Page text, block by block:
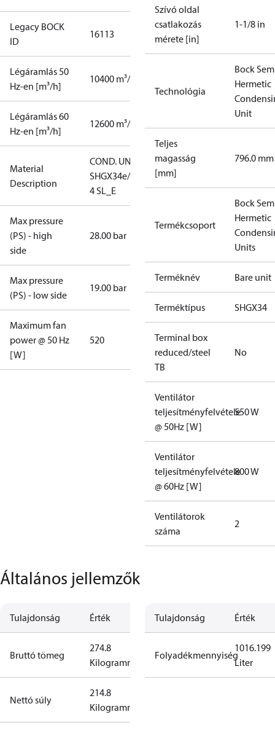
Legacy BOCK
ID
16113
Légáramlás 50
Hz-en [m³/h]
10400 m³/h
Légáramlás 60
Hz-en [m³/h]
12600 m³/h
Material
Description
COND. UNIT
SHGX34e/380-
4 SL_E
Max pressure
(PS) - high
side
28.00 bar
Max pressure
(PS) - low side
19.00 bar
Maximum fan
power @ 50 Hz
[W]
520
Szívó oldal
csatlakozás
mérete [in]
1-1/8 in
Technológia
Bock
Hermetic
Unit
Teljes
magasság
[mm]
796.0 mm
Termékcsoport
Bock
Hermetic
Units
Terméknév Bare unit
Terméktípus SHGX34
Terminal box
reduced/steel
TB
No
Ventilátor
teljesítményfelvétele
@ 50Hz [W]
550 W
Ventilátor
teljesítményfelvétele
@ 60Hz [W]
800 W
Ventilátorok
száma
2
Általános jellemzők
Tulajdonság Érték
Bruttó tömeg
274.8
Kilogramm
Nettó súly
214.8
Kilogramm
Tulajdonság Érték
Folyadékmennyiség
1016.199
Liter